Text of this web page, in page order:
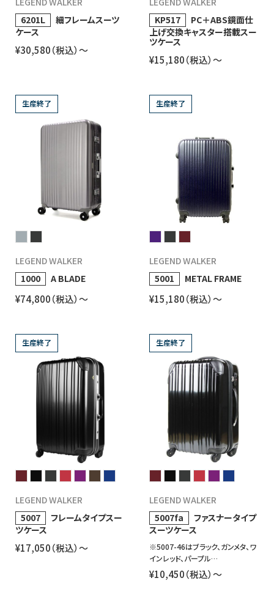
6201L
細フレームスーツ
ケース
¥30,580（税込）〜
KP517
PC＋ABS鏡面仕
上げ交換キャスター搭載スー
ツケース
¥15,180（税込）〜
生産終了
LEGEND WALKER
1000
A BLADE
¥74,800（税込）〜
生産終了
LEGEND WALKER
5001
METAL FRAME
¥15,180（税込）〜
生産終了
LEGEND WALKER
5007
フレームタイプスー
ツケース
¥17,050（税込）〜
生産終了
LEGEND WALKER
5007fa
ファスナータイプ
スーツケース
※5007-46はブラック、ガンメタ、ワ
インレッド、パープル…
¥10,450（税込）〜